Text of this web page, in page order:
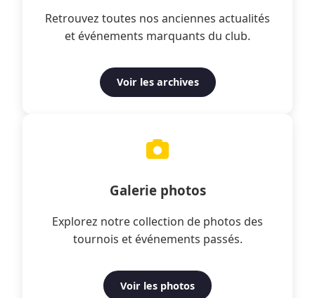
Retrouvez toutes nos anciennes actualités
et événements marquants du club.
Voir les archives
Galerie photos
Explorez notre collection de photos des
tournois et événements passés.
Voir les photos